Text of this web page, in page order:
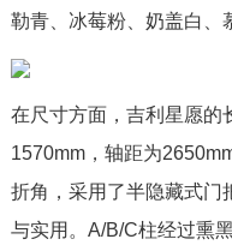
勒青、冰莓粉、奶盖白、
在尺寸方面，吉利星愿的
1570mm，轴距为
折角，采用了半隐藏式门
与实用。A/B/C柱经过熏